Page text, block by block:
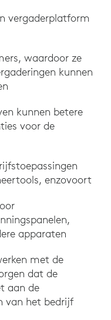
vergaderplatform
waardoor ze
kunnen
kunnen betere
voor de
enzovoort
apparaten
met de
dat de
aan de
van het bedrijf